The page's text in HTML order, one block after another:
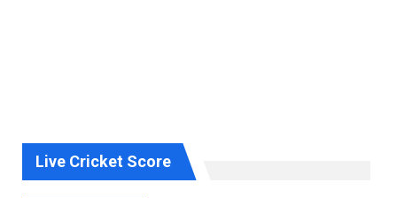
Live Cricket Score